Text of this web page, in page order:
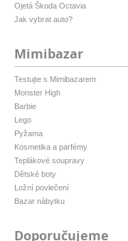
Ojetá Škoda Octavia
Jak vybrat auto?
Mimibazar
Testujte s Mimibazarem
Monster High
Barbie
Lego
Pyžama
Kosmetika a parfémy
Teplákové soupravy
Dětské boty
Ložní povlečení
Bazar nábytku
Doporučujeme